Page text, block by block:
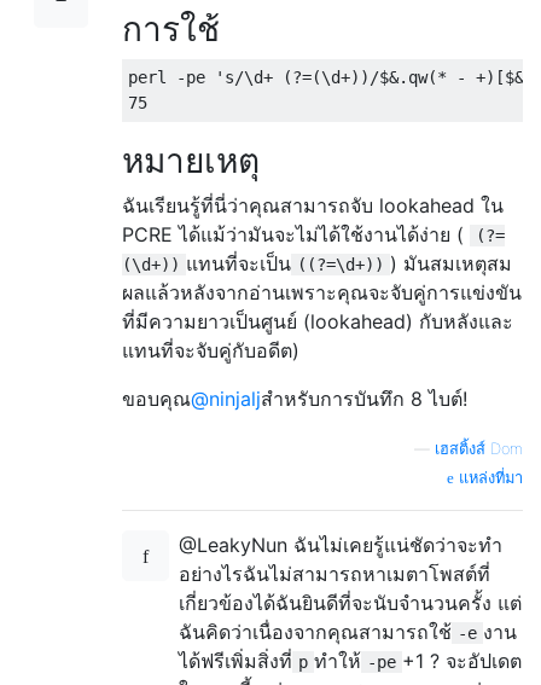
การใช้
perl -pe
's/\d+ (?=(\d+))/$&.qw(* -
75
หมายเหตุ
ฉันเรียนรู้ที่นี่ว่าคุณสามารถจับ lookahead ใน
PCRE ได้แม้ว่ามันจะไม่ได้ใช้งานได้ง่าย (
(?=
(\d+)) แทนที่จะเป็น ((?=\d+)) ) มันสมเหตุสม
ผลแล้วหลังจากอ่านเพราะคุณจะจับคู่การแข่งขัน
ที่มีความยาวเป็นศูนย์ (lookahead) กับหลังและ
แทนที่จะจับคู่กับอดีต)
ขอบคุณ@ninjaljสำหรับการบันทึก 8 ไบต์!
เฮสติ้งส์ Dom
แหล่งที่มา
@LeakyNun ฉันไม่เคยรู้แน่ชัดว่าจะทำ
อย่างไรฉันไม่สามารถหาเมตาโพสต์ที่
เกี่ยวข้องได้ฉันยินดีที่จะนับจำนวนครั้ง แต่
ฉันคิดว่าเนื่องจากคุณสามารถใช้ -e งาน
ได้ฟรีเพิ่มสิ่งที่ p ทำให้ -pe +1 ? จะอัปเดต